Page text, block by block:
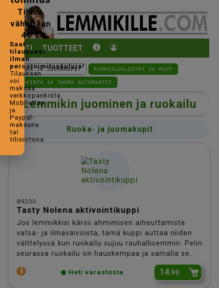
KOTI TUOTTEET
Tilaus
vähintään
40 €
Saat
tilauksesi
ilman
perustoimituskuluja!
Tilauksen
voi
maksaa
verkkopankista,
MobilePay-
ja
Paypal-
maksuna
tai
tilisiirtona.
RUOKA JA JUOMAKUPIT RUOKAILUALUSTAT JA MUUT
RUOKINTA JA JUOMA AUTOMAATIT
Lemmikin juominen ja ruokailu
Ruoka- ja juomakupit
89200
Tasty Nolena aktivointikuppi
Jos lemmikkisi kärsii ahmimisen aiheuttamista
vatsa- ja ilmavaivoista, tämä kuppi auttaa niiden
välttelyssä kun ruokailu sujuu rauhallisemmin. Pelin
seurassa ruokailu on hauskempaa ja samalla se
tarjoaa lemmikillesi pienen aktivointihetken.
◉ Heti varastosta 14.90